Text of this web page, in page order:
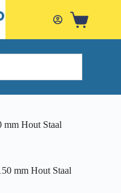
Shopping
mm Hout Staal